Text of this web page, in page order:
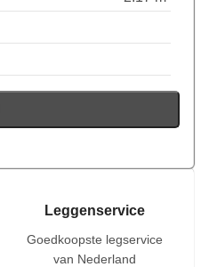
Leggenservice
Goedkoopste legservice
van Nederland